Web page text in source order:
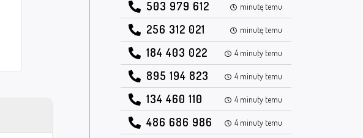
503 979 612 minutę temu
256 312 021 minutę temu
184 403 022 4 minuty temu
895 194 823 4 minuty temu
134 460 110 4 minuty temu
486 686 986 4 minuty temu